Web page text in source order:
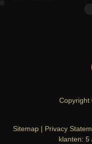
Copyright
Sitemap | Privacy
klanten: 5